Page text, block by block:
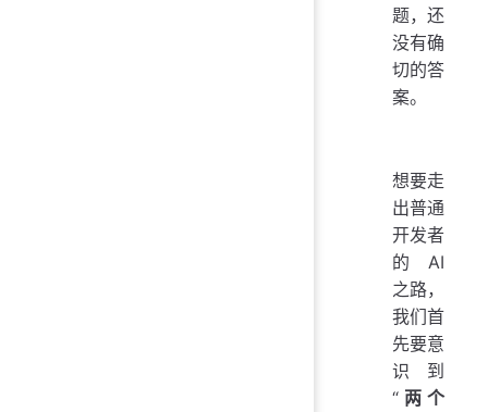
题，还
没有确
切的答
案。
想要走
出普通
开发者
的 AI
之路，
我们首
先要意
识到
“ 两个